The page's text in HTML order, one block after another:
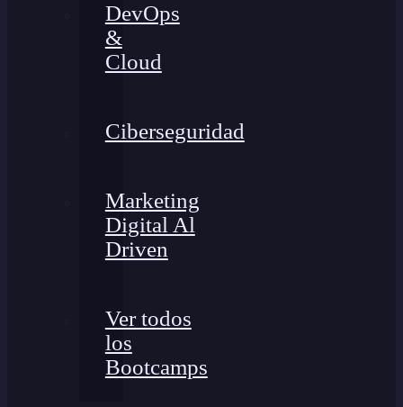
DevOps
&
Cloud
Ciberseguridad
Marketing
Digital Al
Driven
Ver todos
los
Bootcamps